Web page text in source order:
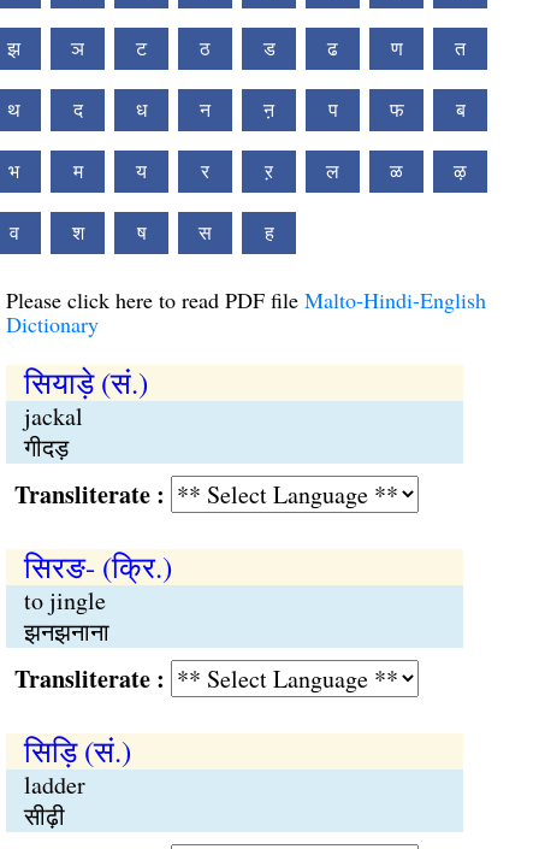
झ ञ ट ठ ड ढ ण त
थ द ध न ऩ प फ ब
भ म य र ऱ ल ळ ऴ
व श ष स ह
Please click here to read PDF file Malto-Hindi-English
Dictionary
सियाड़े (सं.)
jackal
गीदड़
:
सिरङ- (क्रि.)
to jingle
झनझनाना
:
सिड़ि (सं.)
ladder
सीढ़ी